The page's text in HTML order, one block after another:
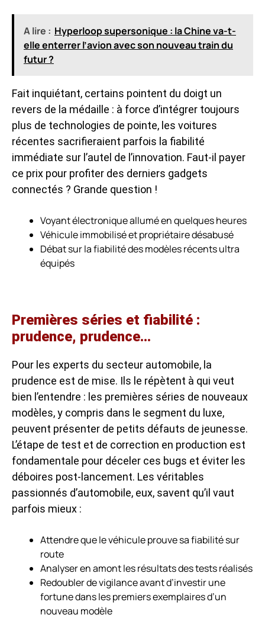
A lire : Hyperloop supersonique : la Chine va-t-
elle enterrer l’avion avec son nouveau train du
futur ?
Fait inquiétant, certains pointent du doigt un
revers de la médaille : à force d’intégrer toujours
plus de technologies de pointe, les voitures
récentes sacrifieraient parfois la fiabilité
immédiate sur l’autel de l’innovation. Faut-il payer
ce prix pour profiter des derniers gadgets
connectés ? Grande question !
Voyant électronique allumé en quelques heures
Véhicule immobilisé et propriétaire désabusé
Débat sur la fiabilité des modèles récents ultra
équipés
Premières séries et fiabilité :
prudence, prudence…
Pour les experts du secteur automobile, la
prudence est de mise. Ils le répètent à qui veut
bien l’entendre : les premières séries de nouveaux
modèles, y compris dans le segment du luxe,
peuvent présenter de petits défauts de jeunesse.
L’étape de test et de correction en production est
fondamentale pour déceler ces bugs et éviter les
déboires post-lancement. Les véritables
passionnés d’automobile, eux, savent qu’il vaut
parfois mieux :
Attendre que le véhicule prouve sa fiabilité sur
route
Analyser en amont les résultats des tests réalisés
Redoubler de vigilance avant d’investir une
fortune dans les premiers exemplaires d’un
nouveau modèle